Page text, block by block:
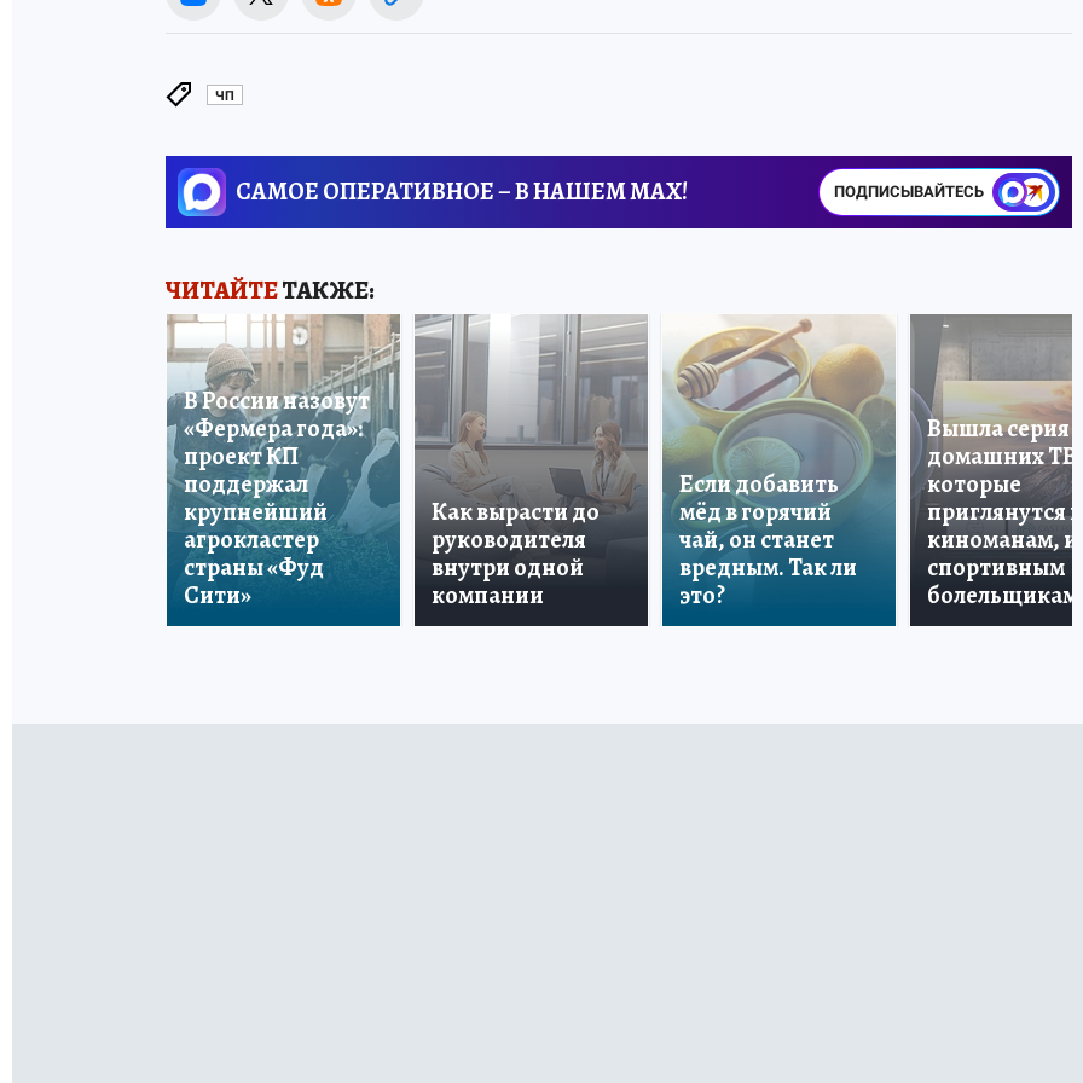
ЧП
САМОЕ ОПЕРАТИВНОЕ – В НАШЕМ MAX! ПОДПИСЫВАЙТЕСЬ
ЧИТАЙТЕТАКЖЕ:
В России назовут
«Фермера года»:
проект КП
поддержал
крупнейший
агрокластер
страны «Фуд
Сити»
Как вырасти до
руководителя
внутри одной
компании
Если добавить
мёд в горячий
чай, он станет
вредным. Так ли
это?
Вышла серия
домашних ТВ,
которые
приглянутся и
киноманам, и
спортивным
болельщикам